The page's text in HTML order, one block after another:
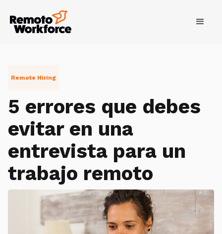
Remote Hiring
5 errores que debes
evitar en una
entrevista para un
trabajo remoto